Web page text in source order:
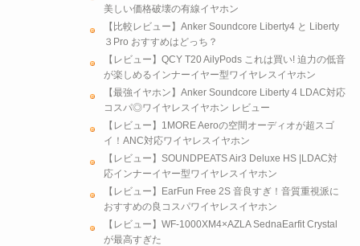
美しい価格破壊の有線イヤホン
【比較レビュー】Anker Soundcore Liberty4 と Liberty
３Pro おすすめはどっち？
【レビュー】QCY T20 AilyPods これは買い! 迫力の低音
が楽しめるインナーイヤー型ワイヤレスイヤホン
【最強イヤホン】Anker Soundcore Liberty 4 LDAC対応
コスパ◎ワイヤレスイヤホン レビュー
【レビュー】1MORE Aeroの空間オーディオが超スゴ
イ！ANC対応ワイヤレスイヤホン
【レビュー】SOUNDPEATS Air3 Deluxe HS |LDAC対
応インナーイヤー型ワイヤレスイヤホン
【レビュー】EarFun Free 2S 音良すぎ！音質重視派に
おすすめの良コスパワイヤレスイヤホン
【レビュー】WF-1000XM4×AZLA SednaEarfit Crystal
が最高すぎた